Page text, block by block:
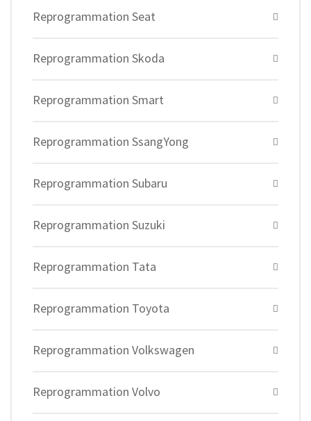
Reprogrammation Seat
Reprogrammation Skoda
Reprogrammation Smart
Reprogrammation SsangYong
Reprogrammation Subaru
Reprogrammation Suzuki
Reprogrammation Tata
Reprogrammation Toyota
Reprogrammation Volkswagen
Reprogrammation Volvo